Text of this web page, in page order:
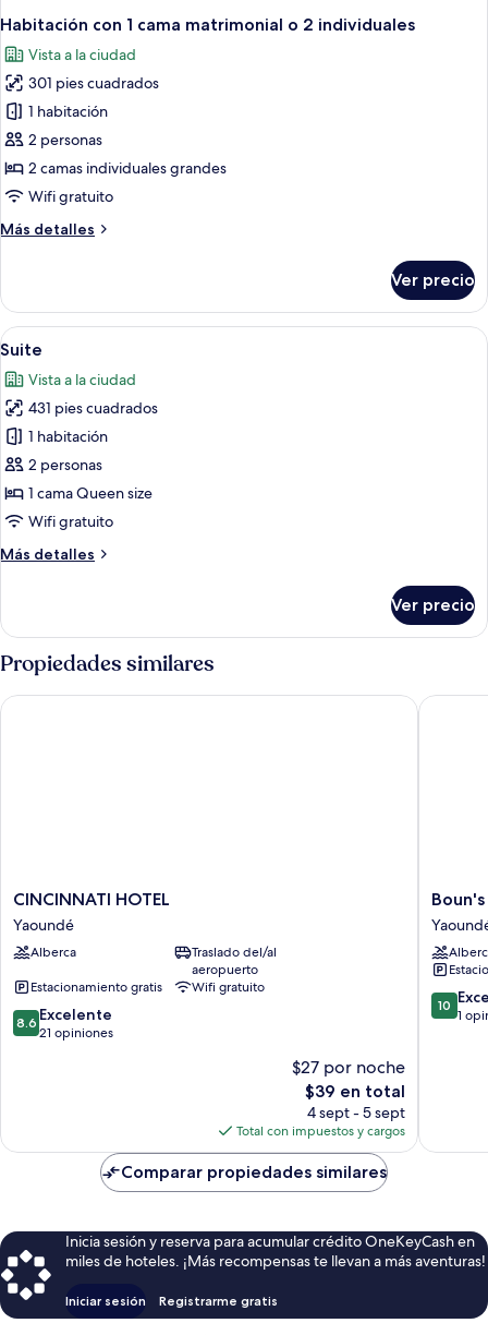
Habitación con 1 cama matrimonial o 2 individuales
Vista a la ciudad
301 pies cuadrados
1 habitación
2 personas
2 camas individuales grandes
Wifi gratuito
Más detalles
Más
con
cama
o
2
individuales
Ver precio
Abrir
todas
las
fotos
de
Suite
Habitación de hotel con una cama
19
Suite
Vista a la ciudad
431 pies cuadrados
1 habitación
2 personas
1 cama Queen size
Wifi gratuito
Más detalles
Más
Ver precio
Propiedades similares
CINCINNATI
HOTEL
Yaoundé
CINCINNATI HOTEL
Yaoundé
Alberca
Traslado del/al
aeropuerto
Estacionamiento gratis
Wifi gratuito
8.6
de
8.6 Excelente
21 opiniones
$27 por noche
El
precio
actual
es
de
$39
$39 en total
4 sept - 5 sept
Total con impuestos y cargos
CINCINNATI HOTEL
Boun's
Hotel
Resort
&
Spa
10.0
de
10
1
Boun's
Comparar propiedades similares
Inicia sesión y reserva para acumular crédito OneKeyCash en
miles de hoteles. ¡Más recompensas te llevan a más aventuras!
Iniciar sesión Registrarme gratis